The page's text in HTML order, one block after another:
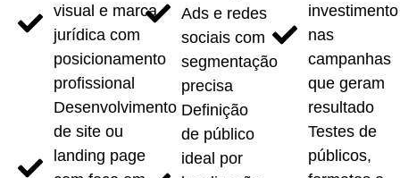
visual e marca
jurídica com
posicionamento
profissional
Desenvolvimento
de site ou
landing page
Ads e redes
sociais com
segmentação
precisa
Definição
de público
ideal por
investimento
nas
campanhas
que geram
resultado
Testes de
públicos,